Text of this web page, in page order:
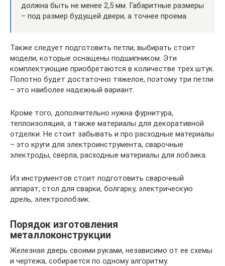
должна быть не менее 2,5 мм. Габаритные размеры
– под размер будущей двери, а точнее проема.
Также следует подготовить петли, выбирать стоит
модели, которые оснащены подшипником. Эти
комплектующие приобретаются в количестве трех штук.
Полотно будет достаточно тяжелое, поэтому три петли
– это наиболее надежный вариант.
Кроме того, дополнительно нужна фурнитура,
теплоизоляция, а также материалы для декоративной
отделки. Не стоит забывать и про расходные материалы
– это круги для электроинструмента, сварочные
электроды, сверла, расходные материалы для лобзика.
Из инструментов стоит подготовить сварочный
аппарат, стол для сварки, болгарку, электрическую
дрель, электролобзик.
Порядок изготовления
металлоконструкции
Железная дверь своими руками, независимо от ее схемы
и чертежа, собирается по одному алгоритму.